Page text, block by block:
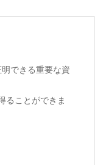
できる重要な資
ることができま